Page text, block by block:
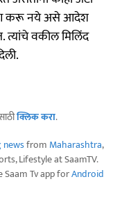
करू नये असे आदेश
वकील मिलिंद
क्लिक करा.
newsfrom Maharashtra,
Lifestyle at SaamTV.
Tv app forAndroid